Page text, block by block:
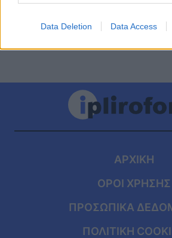
Data Deletion Data Access
ΑΡΧΙΚΗ
ΟΡΟΙ ΧΡΗΣΗΣ
ΠΡΟΣΩΠΙΚΑ
ΠΟΛΙΤΙΚΗ